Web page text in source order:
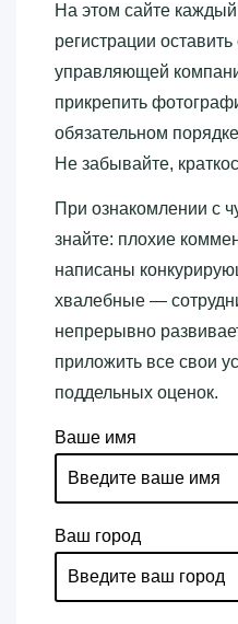
На этом сайте
регистрации
управляющей
прикрепить
обязательном
Не забывайте,
При ознакомлении с
знайте: плохие
написаны
хвалебные —
непрерывно
приложить все свои
поддельных оценок.
Ваше имя
Ваш город